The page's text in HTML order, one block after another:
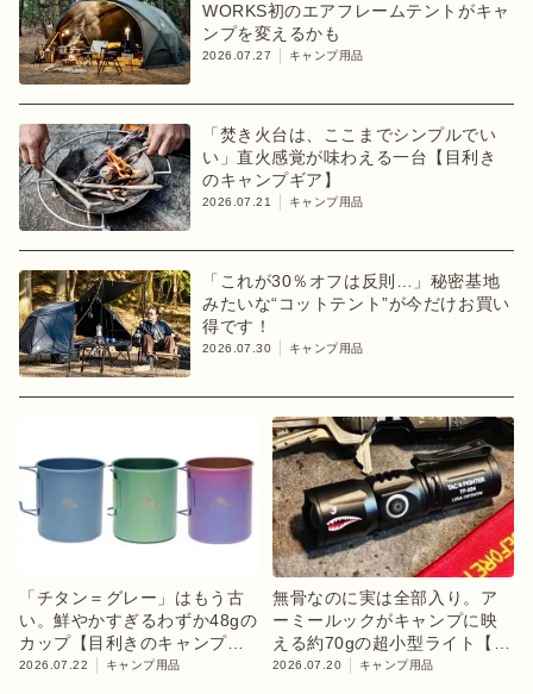
WORKS初のエアフレームテントがキャ
ンプを変えるかも
2026.07.27 キャンプ用品
「焚き火台は、ここまでシンプルでい
い」直火感覚が味わえる一台【目利き
のキャンプギア】
2026.07.21 キャンプ用品
「これが30％オフは反則…」秘密基地
みたいな“コットテント”が今だけお買い
得です！
2026.07.30 キャンプ用品
「チタン＝グレー」はもう古
い。鮮やかすぎるわずか48gの
カップ【目利きのキャンプギ
ア】
2026.07.22 キャンプ用品
無骨なのに実は全部入り。ア
ーミールックがキャンプに映
える約70gの超小型ライト【目
利きのキャンプギア】
2026.07.20 キャンプ用品